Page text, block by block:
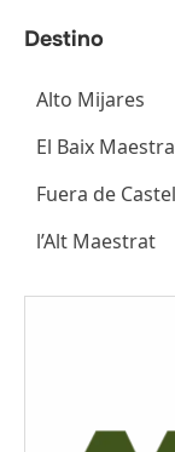
Alto Mijares
El Baix
Fuera de
l’Alt Maestrat